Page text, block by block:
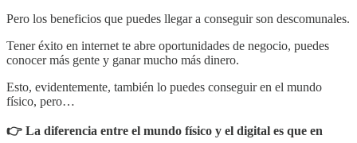
Pero los beneficios que puedes llegar a conseguir son descomunales.
Tener éxito en internet te abre oportunidades de negocio, puedes
conocer más gente y ganar mucho más dinero.
Esto, evidentemente, también lo puedes conseguir en el mundo
físico, pero…
👉 La diferencia entre el mundo físico y el digital es que en